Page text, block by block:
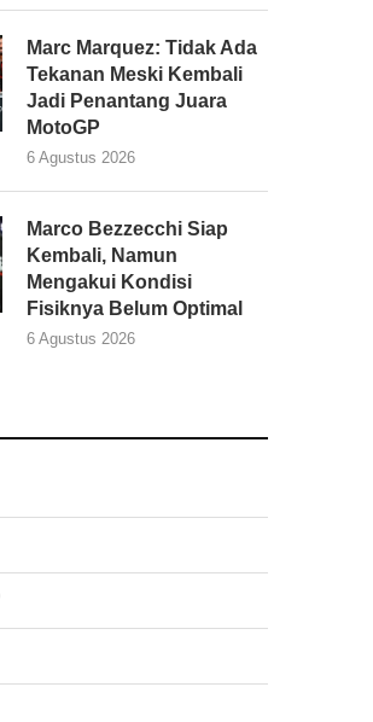
Marc Marquez: Tidak Ada
Tekanan Meski Kembali
Jadi Penantang Juara
MotoGP
6 Agustus 2026
Marco Bezzecchi Siap
Kembali, Namun
Mengakui Kondisi
Fisiknya Belum Optimal
6 Agustus 2026